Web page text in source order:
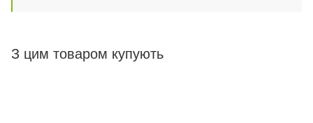
З цим товаром купують